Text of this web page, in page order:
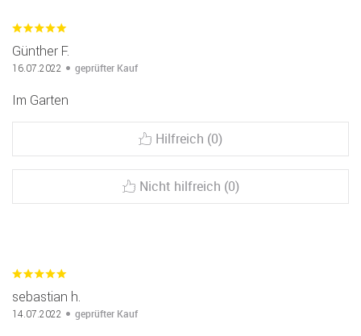
Günther F.
16.07.2022 geprüfter Kauf
Im Garten
Hilfreich (0)
Nicht hilfreich (0)
sebastian h.
14.07.2022 geprüfter Kauf